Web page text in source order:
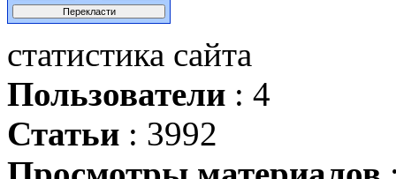
статистика сайта
Пользователи : 4
Статьи : 3992